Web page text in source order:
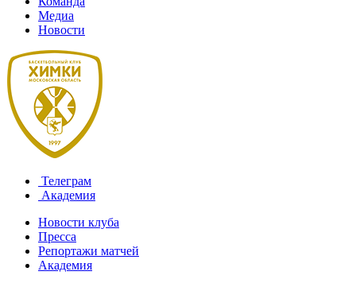
Медиа
Новости
Телеграм
Академия
Новости клуба
Пресса
Репортажи матчей
Академия